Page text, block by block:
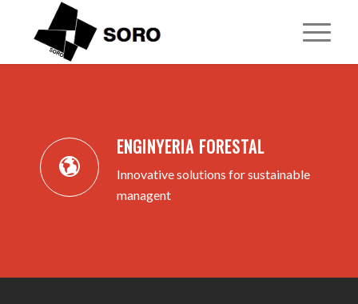
ENGINYERIA FORESTAL
Innovative solutions for sustainable
managent